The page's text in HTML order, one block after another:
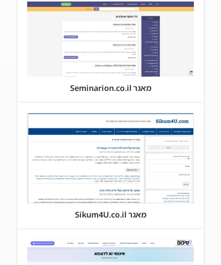
מאגר Seminarion.co.il
מאגר Sikum4U.co.il